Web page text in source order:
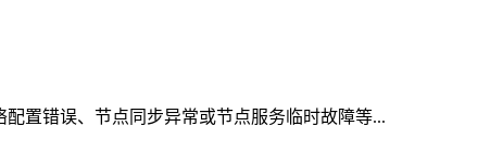
置错误、节点同步异常或节点服务临时故障等...